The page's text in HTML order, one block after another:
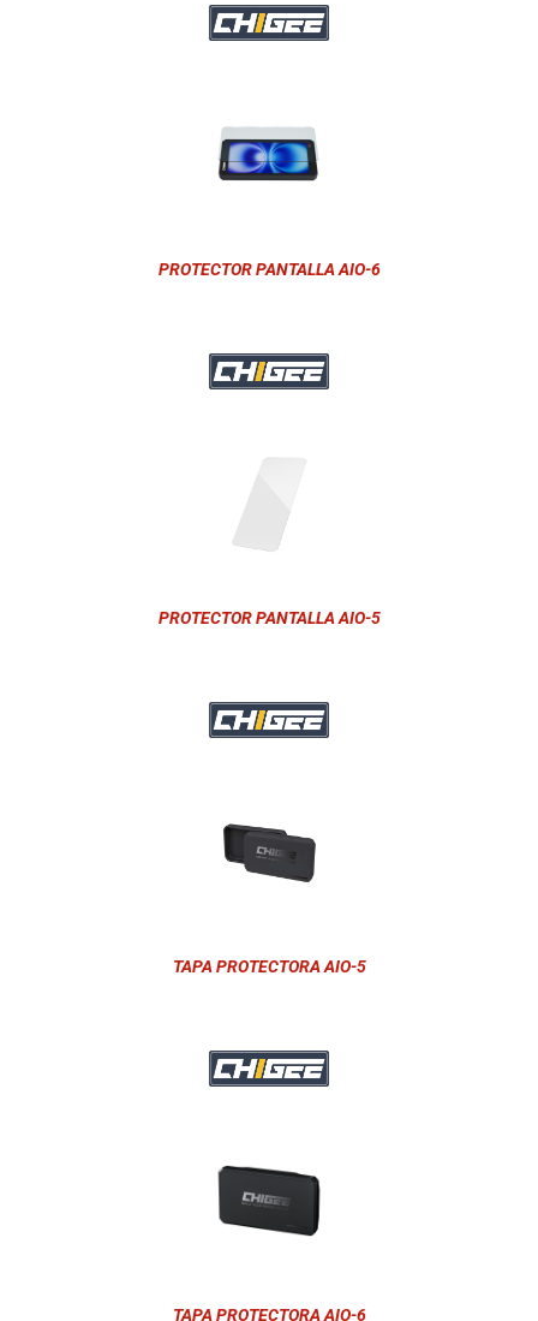
PROTECTOR PANTALLA AIO-6
PROTECTOR PANTALLA AIO-5
TAPA PROTECTORA AIO-5
TAPA PROTECTORA AIO-6